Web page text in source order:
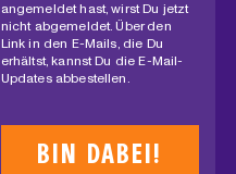
angemeldet hast, wirst Du jetzt
nicht abgemeldet. Über den
Link in den E-Mails, die Du
erhältst, kannst Du die E-Mail-
Updates abbestellen.